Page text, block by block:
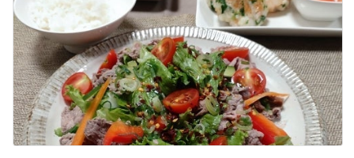
旦那にグッドアイデアとほめられた夕飯
Amebaトピックス 1日前
記事を読む
空手黒帯の夫も腕が痛くなった本
Amebaトピックス 1日前